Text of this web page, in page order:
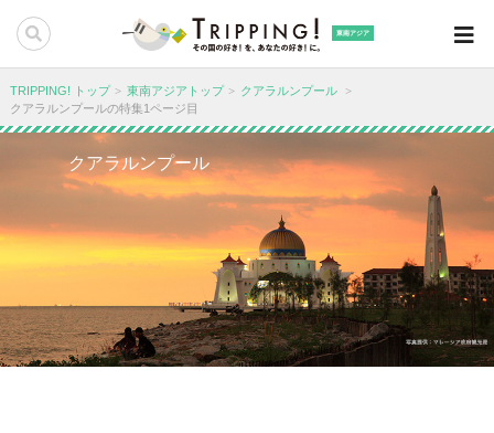
東南アジア
TRIPPING! トップ 東南アジアトップ
クアラルンプール
クアラルンプールの特集1ページ目
クアラルンプール